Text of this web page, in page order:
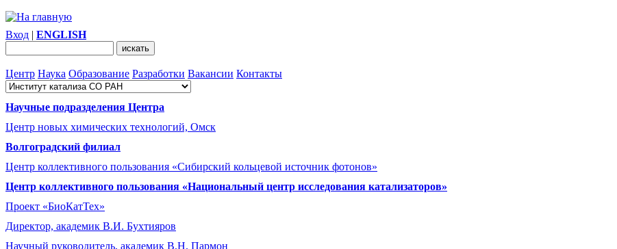
Вход | ENGLISH
Центр Наука Образование Разработки Вакансии Контакты
Научные подразделения Центра
Центр новых химических технологий, Омск
Волгоградский филиал
Центр коллективного пользования «Сибирский кольцевой источник фотонов»
Центр коллективного пользования «Национальный центр исследования катализаторов»
Проект «БиоКатТех»
Директор, академик В.И. Бухтияров
Научный руководитель, академик В.Н. Пармон